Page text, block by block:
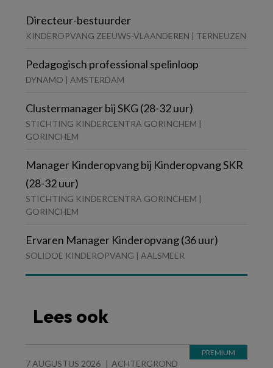
Directeur-bestuurder
KINDEROPVANG ZEEUWS-VLAANDEREN | TERNEUZEN
Pedagogisch professional spelinloop
DYNAMO | AMSTERDAM
Clustermanager bij SKG (28-32 uur)
STICHTING KINDERCENTRA GORINCHEM |
GORINCHEM
Manager Kinderopvang bij Kinderopvang SKR
(28-32 uur)
STICHTING KINDERCENTRA GORINCHEM |
GORINCHEM
Ervaren Manager Kinderopvang (36 uur)
SOLIDOE KINDEROPVANG | AALSMEER
Lees ook
7 AUGUSTUS 2026 ACHTERGROND